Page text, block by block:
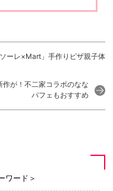
ーレ×Mart」手作りピザ親子体
作が！不二家コラボのなな
パフェもおすすめ
ワード＞